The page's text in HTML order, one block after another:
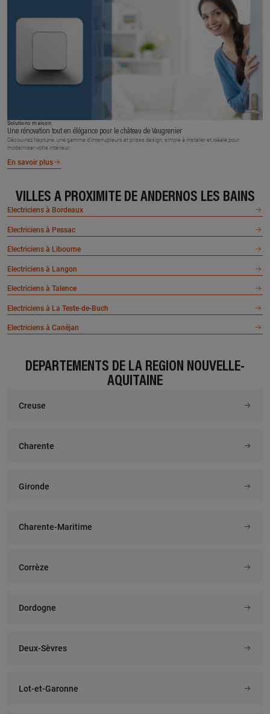
Solutions maison
Une rénovation tout en élégance pour le château de Vaugrenier
Découvrez Neptune, une gamme d’interrupteurs et prises design, simple à installer et idéale pour
moderniser votre intérieur.
En savoir plus
VILLES À PROXIMITÉ DE ANDERNOS LES BAINS
Electriciens à Bordeaux
Electriciens à Pessac
Electriciens à Libourne
Electriciens à Langon
Electriciens à Talence
Electriciens à La Teste-de-Buch
Electriciens à Canéjan
DÉPARTEMENTS DE LA RÉGION NOUVELLE-
AQUITAINE
Creuse
Charente
Gironde
Charente-Maritime
Corrèze
Dordogne
Deux-Sèvres
Lot-et-Garonne